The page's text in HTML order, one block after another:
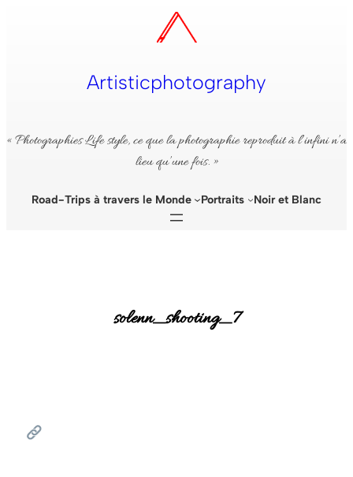
Artisticphotography
« Photographies Life style, ce que la photographie reproduit à l’infini n’a
lieu qu’une fois. »
Road-Trips à travers le Monde Portraits Noir et Blanc
solenn_shooting_7